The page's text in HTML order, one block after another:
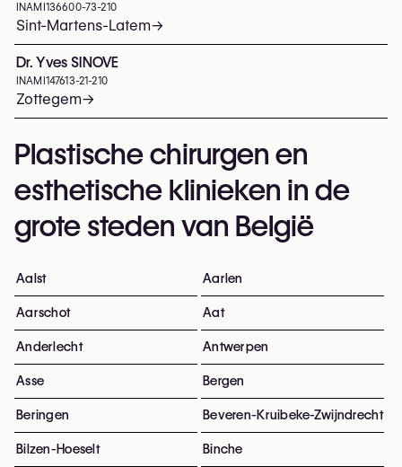
INAMI 136600-73-210
Sint-Martens-Latem→
Dr. Yves SINOVE
INAMI 147613-21-210
Zottegem→
Plastische chirurgen en
esthetische klinieken in de
grote steden van België
Aalst Aarlen
Aarschot Aat
Anderlecht Antwerpen
Asse Bergen
Beringen Beveren-Kruibeke-Zwijndrecht
Bilzen-Hoeselt Binche